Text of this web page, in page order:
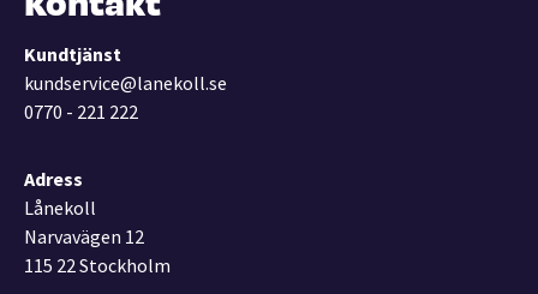
Kundtjänst
kundservice@lanekoll.se
0770 - 221 222
Adress
Lånekoll
Narvavägen 12
115 22 Stockholm